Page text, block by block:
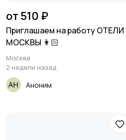
от 510 ₽
Приглашаем на работу ОТЕЛИ
МОСКВЫ 👩🏻
Москва
2 недели назад
Аноним